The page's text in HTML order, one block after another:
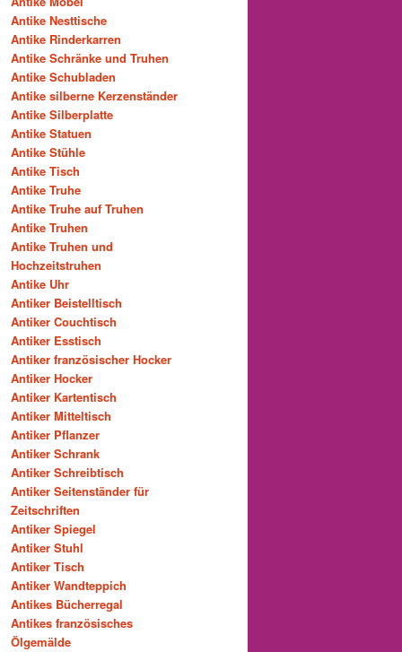
Antike Nesttische
Antike Rinderkarren
Antike Schränke und Truhen
Antike Schubladen
Antike silberne Kerzenständer
Antike Silberplatte
Antike Statuen
Antike Stühle
Antike Tisch
Antike Truhe
Antike Truhe auf Truhen
Antike Truhen
Antike Truhen und
Hochzeitstruhen
Antike Uhr
Antiker Beistelltisch
Antiker Couchtisch
Antiker Esstisch
Antiker französischer Hocker
Antiker Hocker
Antiker Kartentisch
Antiker Mitteltisch
Antiker Pflanzer
Antiker Schrank
Antiker Schreibtisch
Antiker Seitenständer für
Zeitschriften
Antiker Spiegel
Antiker Stuhl
Antiker Tisch
Antiker Wandteppich
Antikes Bücherregal
Antikes französisches
Ölgemälde